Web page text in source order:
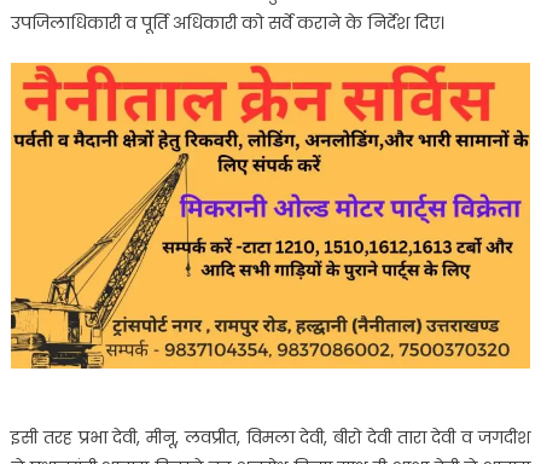
उपजिलाधिकारी व पूर्ति अधिकारी को सर्वे कराने के निर्देश दिए।
इसी तरह प्रभा देवी, मीनू, लवप्रीत, विमला देवी, बीरो देवी तारा देवी व जगदीश